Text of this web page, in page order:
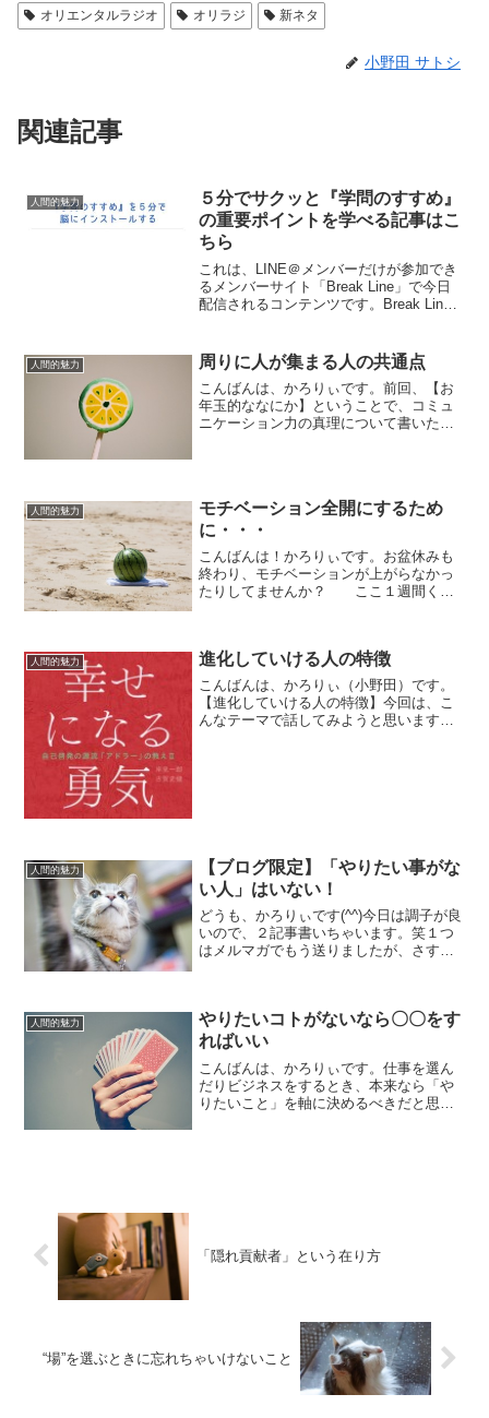
オリエンタルラジオ オリラジ 新ネタ
小野田 サトシ
関連記事
人間的魅力
５分でサクッと『学問のすすめ』
の重要ポイントを学べる記事はこ
ちら
これは、LINE＠メンバーだけが参加でき
るメンバーサイト「Break Line」で今日
配信されるコンテンツです。Break Line
いたいのでここでシェアしようと思い
ま...
人間的魅力 周りに人が集まる人の共通点
こんばんは、かろりぃです。前回、【お
年玉的ななにか】ということで、コミュ
ニケーション力の真理について書いたレ
人間的魅力
モチベーション全開にするため
に・・・
こんばんは！かろりぃです。お盆休みも
終わり、モチベーションが上がらなかっ
たりしてませんか？ ここ１週間くら
いる動画やTwi...
人間的魅力 進化していける人の特徴
こんばんは、かろりぃ（小野田）です。
【進化していける人の特徴】今回は、こ
んなテーマで話してみようと思います。
人間的魅力
【ブログ限定】「やりたい事がな
い人」はいない！
どうも、かろりぃです(^^)今日は調子が良
いので、２記事書いちゃいます。笑１つ
はメルマガでもう送りましたが、さすが
言葉の中で、「たし...
人間的魅力
やりたいコトがないなら〇〇をす
ればいい
こんばんは、かろりぃです。仕事を選ん
だりビジネスをするとき、本来なら「や
りたいこと」を軸に決めるべきだと思い
「隠れ貢献者」という在り方
“場”を選ぶときに忘れちゃいけないこと